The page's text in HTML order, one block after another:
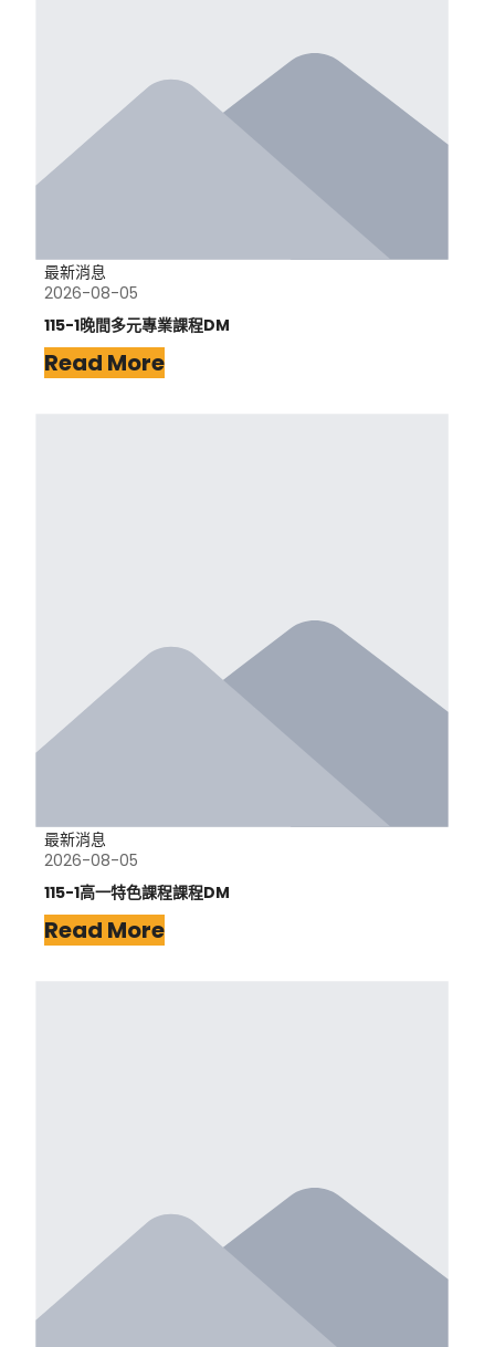
最新消息
2026-08-05
115-1晚間多元專業課程DM
Read More
最新消息
2026-08-05
115-1高一特色課程課程DM
Read More